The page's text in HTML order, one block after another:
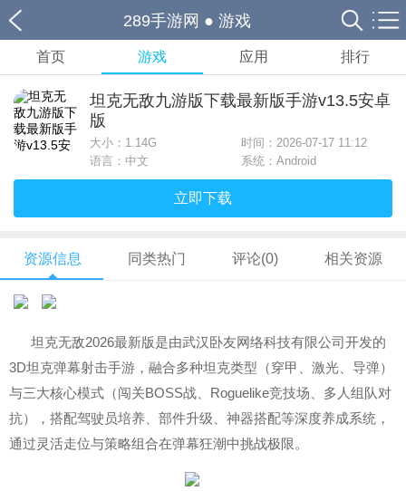
289手游网 ● 游戏
首页 游戏 应用 排行
坦克无敌九游版下载最新版手游v13.5安卓
版
大小： 1.14G
时间：2026-07-17 11:12
语言：中文
系统：Android
立即下载
资源信息 同类热门 评论(0) 相关资源
坦克无敌2026最新版是由武汉卧友网络科技有限公司开发的
3D坦克弹幕射击手游，融合多种坦克类型（穿甲、激光、导弹）
与三大核心模式（闯关BOSS战、Roguelike竞技场、多人组队对
抗），搭配驾驶员培养、部件升级、神器搭配等深度养成系统，
通过灵活走位与策略组合在弹幕狂潮中挑战极限。